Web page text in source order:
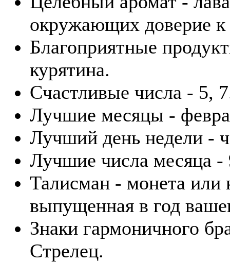
окружающих доверие к
Благоприятные
курятина.
Счастливые числа - 5,
Лучшие месяцы -
Лучший день недели -
Лучшие числа месяца -
Талисман - монета или
выпущенная в год
Знаки гармоничного
Стрелец.